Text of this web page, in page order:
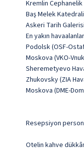
Kremlin
Baş Melek
Askeri Tarih
En yakın
Podolsk (OSF-
Moskova (VKO-
Sheremetyevo
Zhukovsky (ZIA
Moskova (DME-
Resepsiyon
Otelin kahve